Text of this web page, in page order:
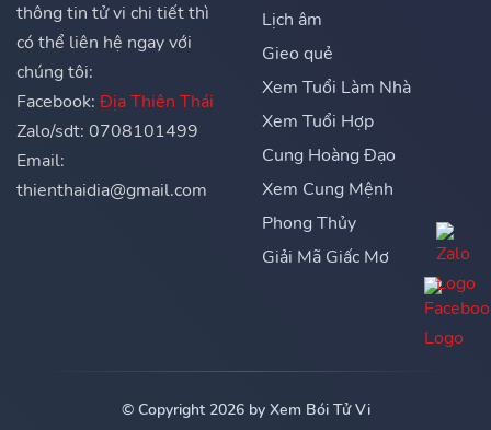
thông tin tử vi chi tiết thì
có thể liên hệ ngay với
chúng tôi:
Facebook: Địa Thiên Thái
Zalo/sdt: 0708101499
Email:
thienthaidia@gmail.com
Lịch âm
Gieo quẻ
Xem Tuổi Làm Nhà
Xem Tuổi Hợp
Cung Hoàng Đạo
Xem Cung Mệnh
Phong Thủy
Giải Mã Giấc Mơ
© Copyright 2026 by Xem Bói Tử Vi